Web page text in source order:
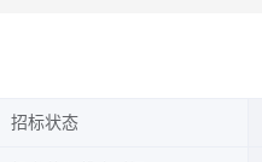
招标状态